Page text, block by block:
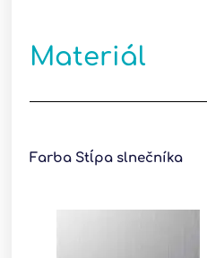
Materiál
Farba Stĺpa slnečníka